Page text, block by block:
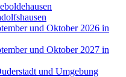
und Oktober 2026 in
und Oktober 2027 in
und Umgebung